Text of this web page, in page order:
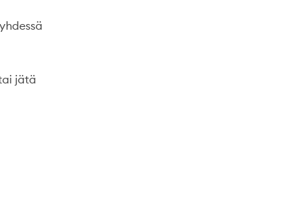
jätä